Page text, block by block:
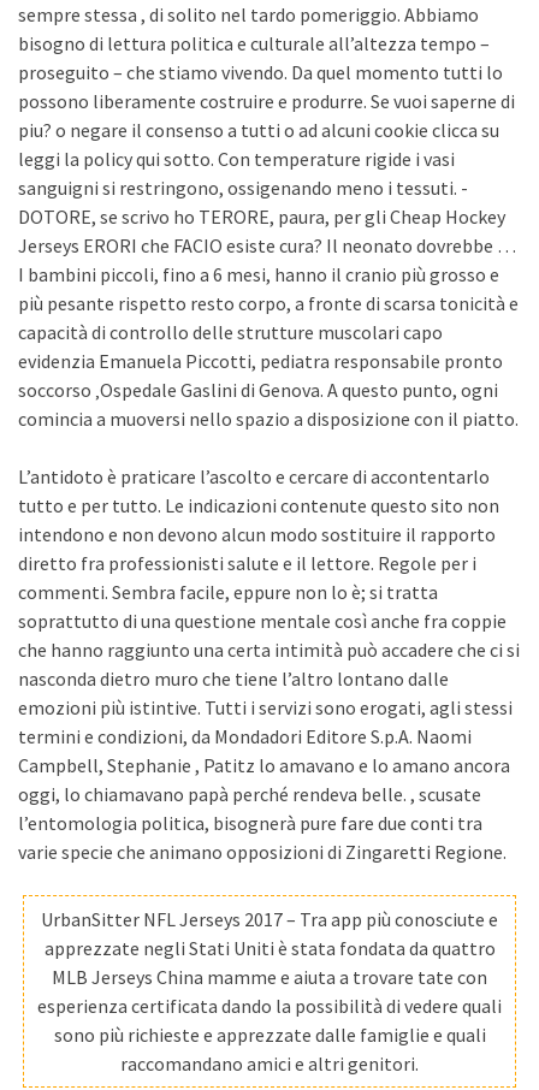
sempre stessa , di solito nel tardo pomeriggio. Abbiamo
bisogno di lettura politica e culturale all’altezza tempo –
proseguito – che stiamo vivendo. Da quel momento tutti lo
possono liberamente costruire e produrre. Se vuoi saperne di
piu? o negare il consenso a tutti o ad alcuni cookie clicca su
leggi la policy qui sotto. Con temperature rigide i vasi
sanguigni si restringono, ossigenando meno i tessuti. -
DOTORE, se scrivo ho TERORE, paura, per gli Cheap Hockey
Jerseys ERORI che FACIO esiste cura? Il neonato dovrebbe …
I bambini piccoli, fino a 6 mesi, hanno il cranio più grosso e
più pesante rispetto resto corpo, a fronte di scarsa tonicità e
capacità di controllo delle strutture muscolari capo
evidenzia Emanuela Piccotti, pediatra responsabile pronto
soccorso ‚Ospedale Gaslini di Genova. A questo punto, ogni
comincia a muoversi nello spazio a disposizione con il piatto.
L’antidoto è praticare l’ascolto e cercare di accontentarlo
tutto e per tutto. Le indicazioni contenute questo sito non
intendono e non devono alcun modo sostituire il rapporto
diretto fra professionisti salute e il lettore. Regole per i
commenti. Sembra facile, eppure non lo è; si tratta
soprattutto di una questione mentale così anche fra coppie
che hanno raggiunto una certa intimità può accadere che ci si
nasconda dietro muro che tiene l’altro lontano dalle
emozioni più istintive. Tutti i servizi sono erogati, agli stessi
termini e condizioni, da Mondadori Editore S.p.A. Naomi
Campbell, Stephanie , Patitz lo amavano e lo amano ancora
oggi, lo chiamavano papà perché rendeva belle. , scusate
l’entomologia politica, bisognerà pure fare due conti tra
varie specie che animano opposizioni di Zingaretti Regione.
UrbanSitter NFL Jerseys 2017 – Tra app più conosciute e
apprezzate negli Stati Uniti è stata fondata da quattro
MLB Jerseys China mamme e aiuta a trovare tate con
esperienza certificata dando la possibilità di vedere quali
sono più richieste e apprezzate dalle famiglie e quali
raccomandano amici e altri genitori.